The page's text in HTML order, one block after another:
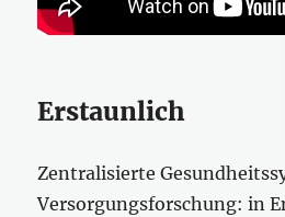
Erstaunlich
Zentralisierte
Versorgungsforschung: in